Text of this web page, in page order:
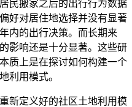
民搬家之后的出行行为数据
好对居住地选择并没有显著
内的出行决策。而长期来
影响还是十分显著。这些研
质上是在探讨如何构建一个
利用模式。
新定义好的社区土地利用模